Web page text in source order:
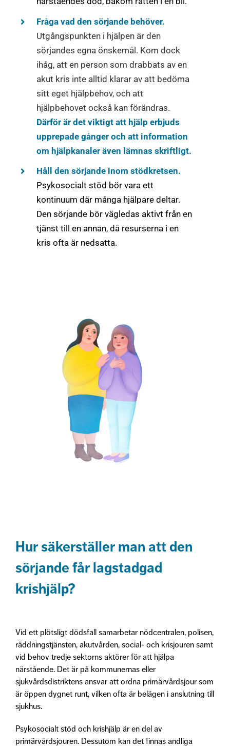
Fråga vad den sörjande behöver.
Utgångspunkten i hjälpen är den
sörjandes egna önskemål. Kom dock
ihåg, att en person som drabbats av en
akut kris inte alltid klarar av att bedöma
sitt eget hjälpbehov, och att
hjälpbehovet också kan förändras.
Därför är det viktigt att hjälp erbjuds
upprepade gånger och att information
om hjälpkanaler även lämnas skriftligt.
Håll den sörjande inom stödkretsen.
Psykosocialt stöd bör vara ett
kontinuum där många hjälpare deltar.
Den sörjande bör vägledas aktivt från en
tjänst till en annan, då resurserna i en
kris ofta är nedsatta.
Hur säkerställer man att den
sörjande får lagstadgad
krishjälp?
Vid ett plötsligt dödsfall samarbetar nödcentralen, polisen,
räddningstjänsten, akutvården, social- och krisjouren samt
vid behov tredje sektorns aktörer för att hjälpa
närstående. Det är på kommunernas eller
sjukvårdsdistriktens ansvar att ordna primärvårdsjour som
är öppen dygnet runt, vilken ofta är belägen i anslutning till
sjukhus.
Psykosocialt stöd och krishjälp är en del av
primärvårdsjouren. Dessutom kan det finnas andliga